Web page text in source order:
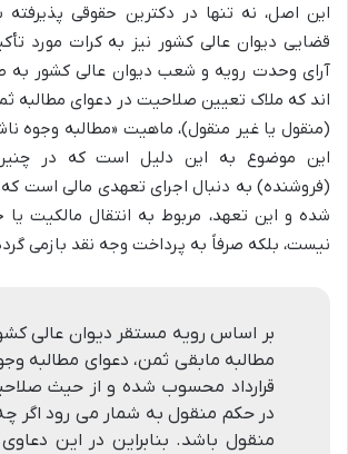
این اصل، نه تنها در دکترین حقوقی پذیرفته
قضایی دیوان عالی کشور نیز به کرات مورد
آرای وحدت رویه و شعب دیوان عالی کشور به
اند که ملاک تعیین صلاحیت در دعوای مطالبه
(منقول یا غیر منقول)، ماهیت «مطالبه وجوه
این موضوع به این دلیل است که در چنین
(فروشنده) به دنبال اجرای تعهدی مالی است که
شده و این تعهد، مربوط به انتقال مالکیت
نیست، بلکه صرفاً به پرداخت وجه نقد بازمی
بر اساس رویه مستقر دیوان عالی
مطالبه مابقی ثمن، دعوای مطالبه
قرارداد محسوب شده و از حیث
در حکم منقول به شمار می رود اگر
منقول باشد. بنابراین در این